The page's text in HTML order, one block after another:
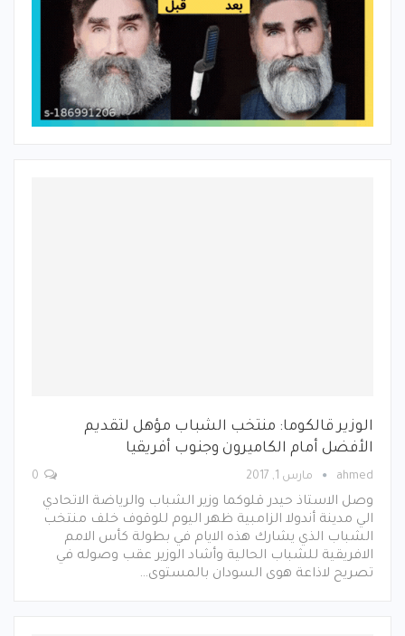
الوزير قالكوما: منتخب الشباب مؤهل لتقديم
الأفضل أمام الكاميرون وجنوب أفريقيا
ahmed مارس 1, 2017
وصل الاستاذ حيدر قلوكما وزير الشباب والرياضة الاتحادي
الي مدينة أندولا الزامبية ظهر اليوم للوقوف خلف منتخب
الشباب الذي يشارك هذه الايام في بطولة كأس الامم
الافريقية للشباب الحالية وأشاد الوزير عقب وصوله في
تصريح لاذاعة هوى السودان بالمستوى…